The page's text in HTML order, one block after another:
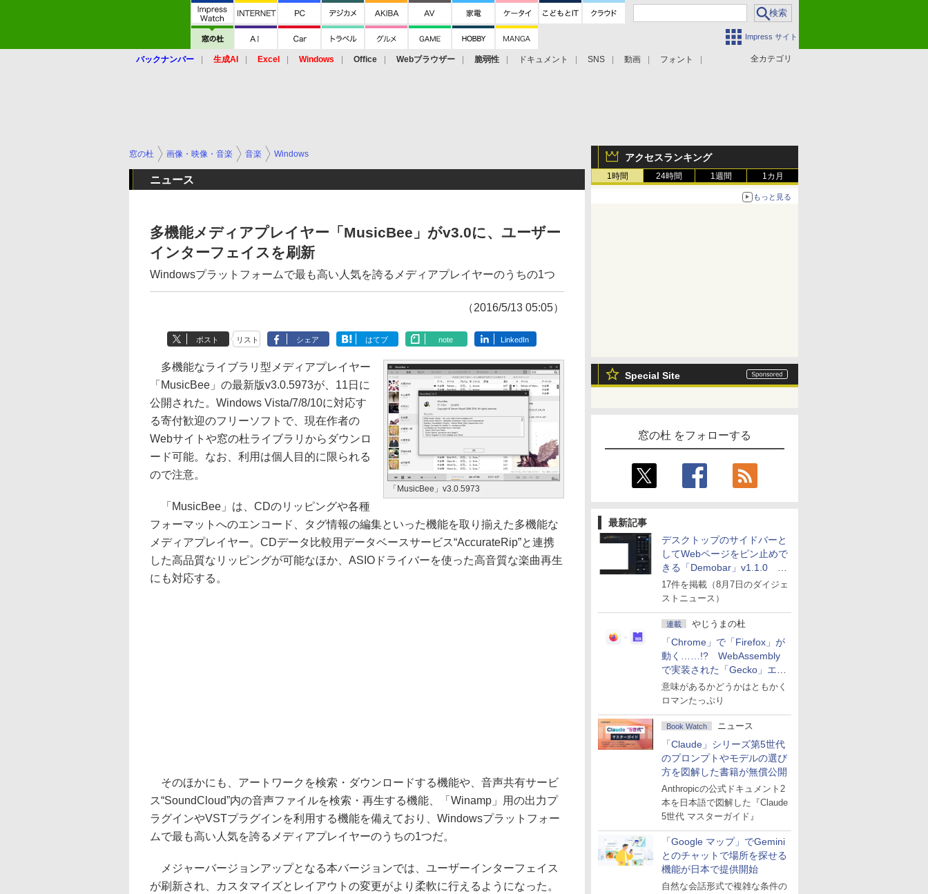
Impress サイト
全カテゴリ
バックナンバー 生成AI Excel Windows Office Webブラウザー 脆弱性 ドキュメント SNS 動画 フォント
アクセスランキング
1時間 24時間 1週間 1カ月
もっと見る
Special Site
窓の杜 をフォローする
最新記事
デスクトップのサイドバーと
してWebページをピン止めで
きる「Demobar」v1.1.0 ほ
か
17件を掲載（8月7日のダイジェ
ストニュース）
連載 やじうまの杜
「Chrome」で「Firefox」が
動く……!? WebAssembly
で実装された「Gecko」エン
ジン
意味があるかどうかはともかく
ロマンたっぷり
Book Watch ニュース
「Claude」シリーズ第5世代
のプロンプトやモデルの選び
方を図解した書籍が無償公開
Anthropicの公式ドキュメント2
本を日本語で図解した『Claude
5世代 マスターガイド』
「Google マップ」でGemini
とのチャットで場所を探せる
機能が日本で提供開始
自然な会話形式で複雑な条件の
窓の杜 画像・映像・音楽 音楽 Windows
ニュース
多機能メディアプレイヤー「MusicBee」がv3.0に、ユーザー
インターフェイスを刷新
Windowsプラットフォームで最も高い人気を誇るメディアプレイヤーのうちの1つ
（2016/5/13 05:05）
ポスト リスト シェア はてブ note LinkedIn
「MusicBee」v3.0.5973
多機能なライブラリ型メディアプレイヤー
「MusicBee」の最新版v3.0.5973が、11日に
公開された。Windows Vista/7/8/10に対応す
る寄付歓迎のフリーソフトで、現在作者の
Webサイトや窓の杜ライブラリからダウンロ
ード可能。なお、利用は個人目的に限られる
ので注意。
「MusicBee」は、CDのリッピングや各種
フォーマットへのエンコード、タグ情報の編集といった機能を取り揃えた多機能な
メディアプレイヤー。CDデータ比較用データベースサービス“AccurateRip”と連携
した高品質なリッピングが可能なほか、ASIOドライバーを使った高音質な楽曲再生
にも対応する。
そのほかにも、アートワークを検索・ダウンロードする機能や、音声共有サービ
ス“SoundCloud”内の音声ファイルを検索・再生する機能、「Winamp」用の出力プ
ラグインやVSTプラグインを利用する機能を備えており、Windowsプラットフォー
ムで最も高い人気を誇るメディアプレイヤーのうちの1つだ。
メジャーバージョンアップとなる本バージョンでは、ユーザーインターフェイス
が刷新され、カスタマイズとレイアウトの変更がより柔軟に行えるようになった。